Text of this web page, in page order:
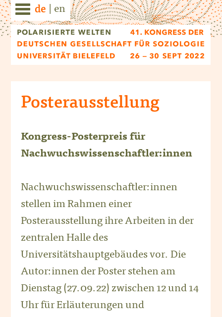
de en
Posterausstellung
Kongress-Posterpreis für
Nachwuchswissenschaftler:innen
Nachwuchswissenschaftler:innen
stellen im Rahmen einer
Posterausstellung ihre Arbeiten in der
zentralen Halle des
Universitätshauptgebäudes vor. Die
Autor:innen der Poster stehen am
Dienstag (27.09.22) zwischen 12 und 14
Uhr für Erläuterungen und